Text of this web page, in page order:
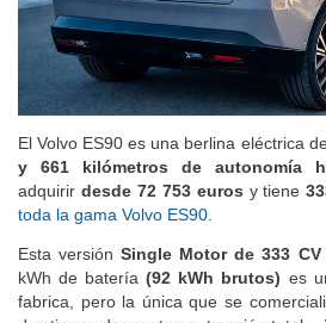
El Volvo ES90 es una berlina eléctrica
y 661 kilómetros de autonomía
adquirir desde 72 753 euros y tiene
toda la gama Volvo ES90
Esta versiónSingle Motor de 333 CV
kWh de batería(92 kWh brutos) es
fabrica, pero la única que se